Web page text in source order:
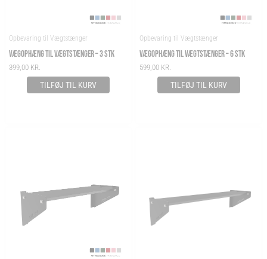
Opbevaring til Vægtstænger
VÆGOPHÆNG TIL VÆGTSTÆNGER – 3 STK
399,00 KR.
TILFØJ TIL KURV
Opbevaring til Vægtstænger
VÆGOPHÆNG TIL VÆGTSTÆNGER – 6 STK
599,00 KR.
TILFØJ TIL KURV